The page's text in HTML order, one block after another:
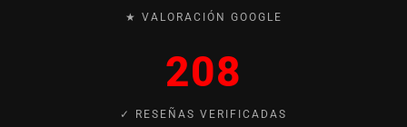
★ VALORACIÓN GOOGLE
208
✓ RESEÑAS VERIFICADAS